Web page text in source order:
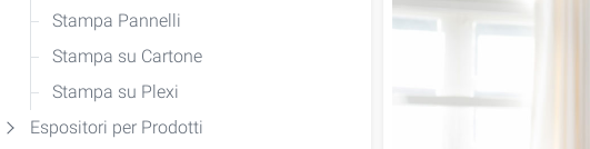
Stampa Pannelli
Stampa su Cartone
Stampa su Plexi
Espositori per Prodotti